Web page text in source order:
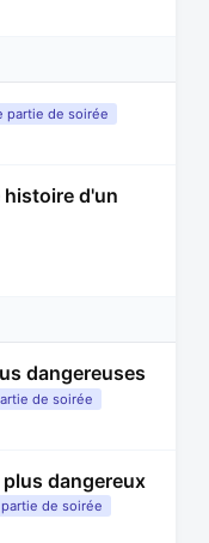
partie de soirée
histoire d'un
dangereuses
de soirée
dangereux
de soirée